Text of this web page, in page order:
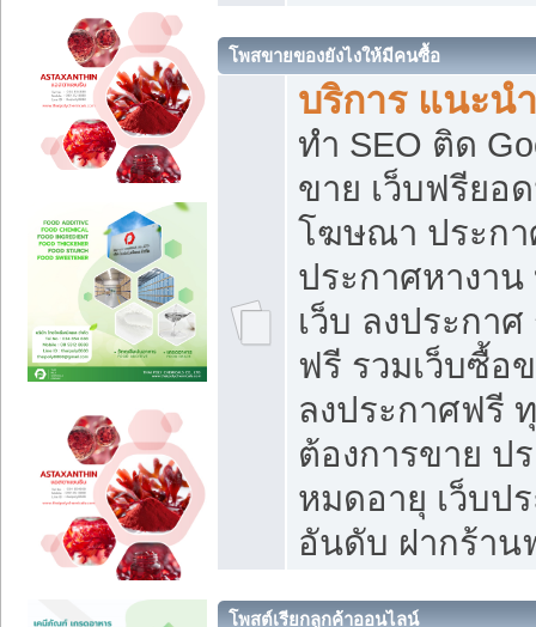
โพสขายของยังไงให้มีคนซื้อ
บริการ แนะน
ทำ SEO ติด
ขาย เว็บฟรียอ
โฆษณา ประกา
ประกาศหางา
เว็บ ลงประกา
ฟรี รวมเว็บซื้อ
ลงประกาศฟรี
ต้องการขาย ป
หมดอายุ เว็บป
อันดับ ฝากร้าน
โพสต์เรียกลูกค้าออนไลน์